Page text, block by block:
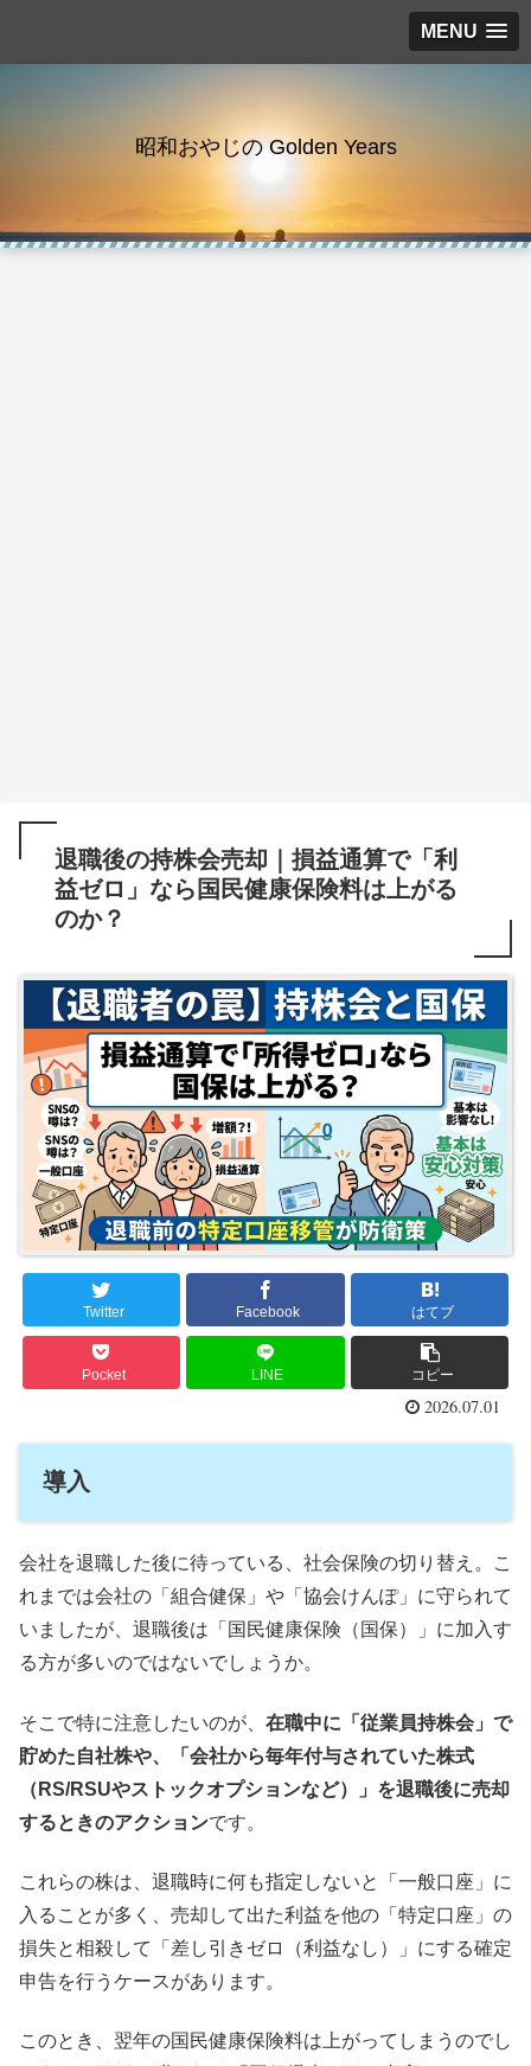
MENU
昭和おやじの Golden Years
退職後の持株会売却｜損益通算で「利
益ゼロ」なら国民健康保険料は上がる
のか？
Twitter Facebook はてブ
Pocket LINE コピー
2026.07.01
導入
会社を退職した後に待っている、社会保険の切り替え。こ
れまでは会社の「組合健保」や「協会けんぽ」に守られて
いましたが、退職後は「国民健康保険（国保）」に加入す
る方が多いのではないでしょうか。
そこで特に注意したいのが、 在職中に「従業員持株会」で
貯めた自社株や、「会社から毎年付与されていた株式
（RS/RSUやストックオプションなど）」を退職後に売却
するときのアクションです。
これらの株は、退職時に何も指定しないと「一般口座」に
入ることが多く、売却して出た利益を他の「特定口座」の
損失と相殺して「差し引きゼロ（利益なし）」にする確定
申告を行うケースがあります。
このとき、翌年の国民健康保険料は上がってしまうのでし